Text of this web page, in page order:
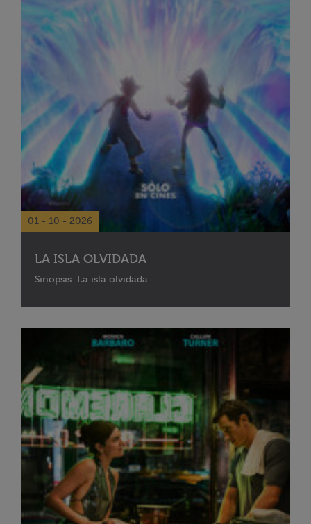
01 - 10 - 2026
LA ISLA OLVIDADA
Sinopsis: La isla olvidada...